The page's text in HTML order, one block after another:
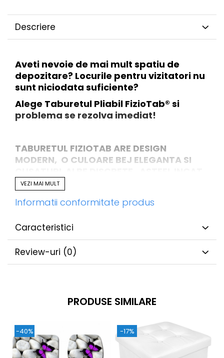
Descriere
Aveti nevoie de mai mult spatiu de
depozitare? Locurile pentru vizitatori nu
sunt niciodata suficiente?
Alege Taburetul Pliabil FizioTab® si
problema se rezolva imediat!
TABURETUL FIZIOTAB ARE DESIGN
MODERN, O CULOARE BEJ ELEGANTA SI
SE POATE INCADRA PERFECT IN ORICE
DECOR!
VEZI MAI MULT
Informatii conformitate produs
Caracteristici
Review-uri (0)
PRODUSE SIMILARE
-40% -17%